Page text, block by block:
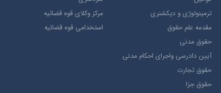
ترمينولوژي و ديکشنري
مقدمه علم حقوق
حقوق مدني
آيين دادرسي ​واجراي ​احکام ​مدني
حقوق تجارت
حقوق جزا
مرکز وکلای قوه قضائیه
استخدامی قوه قضائیه